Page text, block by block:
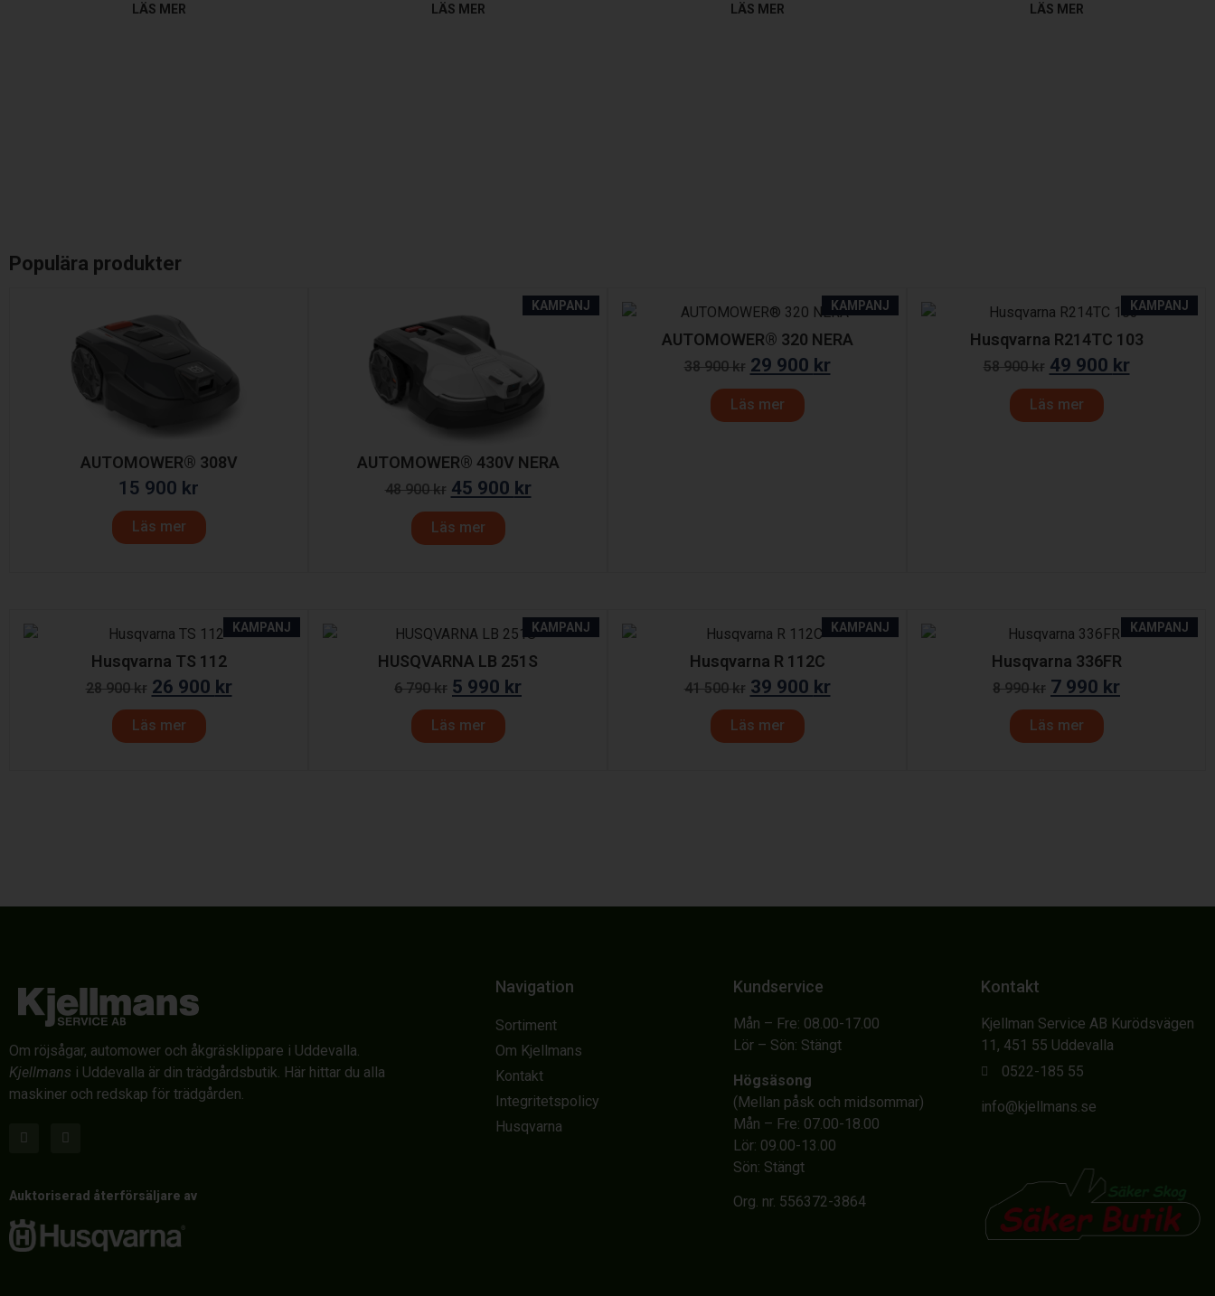
LÄS MER LÄS MER LÄS MER LÄS MER
Populära produkter
AUTOMOWER® 308V
15 900 kr
Läs mer
KAMPANJ
AUTOMOWER® 430V NERA
48 900kr 45 900 kr
Läs mer
KAMPANJ
AUTOMOWER® 320 NERA
38 900kr 29 900 kr
Läs mer
KAMPANJ
Husqvarna R214TC 103
58 900kr 49 900 kr
Läs mer
KAMPANJ
Husqvarna TS 112
28 900kr 26 900 kr
Läs mer
KAMPANJ
HUSQVARNA LB 251S
6 790kr 5 990 kr
Läs mer
KAMPANJ
Husqvarna R 112C
41 500kr 39 900 kr
Läs mer
KAMPANJ
Husqvarna 336FR
8 990kr 7 990 kr
Läs mer
Om röjsågar, automower och åkgräsklippare i Uddevalla.
Kjellmans i Uddevalla är din trädgårdsbutik. Här hittar du alla
maskiner och redskap för trädgården.
Auktoriserad återförsäljare av
Navigation
Sortiment
Om Kjellmans
Kontakt
Integritetspolicy
Husqvarna
Kundservice
Mån – Fre: 08.00-17.00
Lör – Sön: Stängt
Högsäsong
(Mellan påsk och midsommar)
Mån – Fre: 07.00-18.00
Lör: 09.00-13.00
Sön: Stängt
Org. nr. 556372-3864
Kontakt
Kjellman Service AB Kurödsvägen
11, 451 55 Uddevalla
0522-185 55
info@kjellmans.se